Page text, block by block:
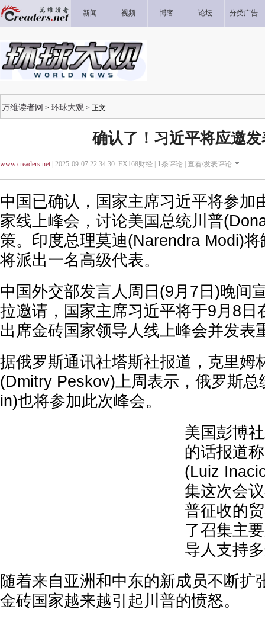
新闻 视频 博客 论坛 分类广告
万维读者网 > 环球大观 > 正文
确认了！习近平将应邀
www.creaders.net| 2025-09-07 22:34:30 FX168财经 | 1条评论 | 查看/发表评论
中国已确认，国家主席习近平将参加
家线上峰会，讨论美国总统川普
策。印度总理莫迪(Narendra Modi)
将派出一名高级代表。
中国外交部发言人周日(9月7日)晚间
拉邀请，国家主席习近平将于9月8日
出席金砖国家领导人线上峰会并发表
据俄罗斯通讯社塔斯社报道，克里姆
(Dmitry Peskov)上周表示，俄罗斯
in)也将参加此次峰会。
美国彭博
的话报道
(Luiz
集这次会
普征收的
了召集主
导人支持
随着来自亚洲和中东的新成员不断扩
金砖国家越来越引起川普的愤怒。